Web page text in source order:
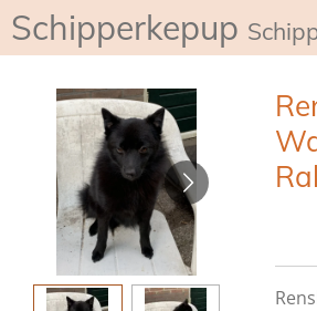
Ga
hoofdinhoud
Schipperkepup